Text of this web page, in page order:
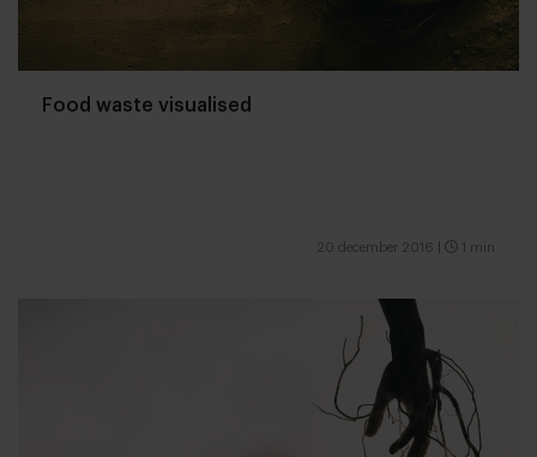
Food waste visualised
20 december 2016 1 min